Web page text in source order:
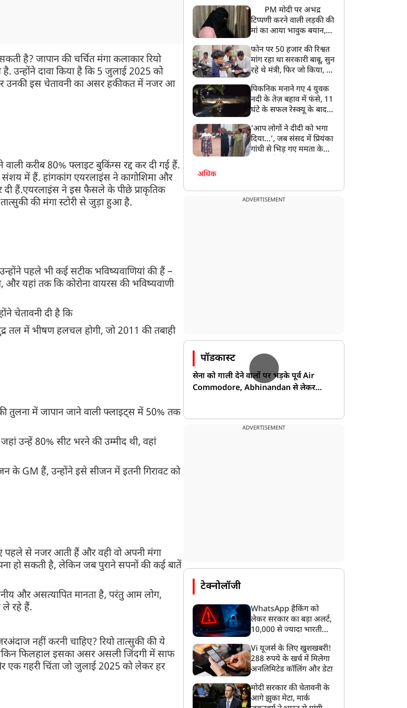
है? जापान की चर्चित मंगा कलाकार रियो
उन्होंने दावा किया है कि 5 जुलाई 2025 को
इस चेतावनी का असर हकीकत में नजर आ
करीब 80% फ्लाइट बुकिंग्स रद्द कर दी गई हैं.
में हैं. हांगकांग एयरलाइंस ने कागोशिमा और
हैं.एयरलाइंस ने इस फैसले के पीछे प्राकृतिक
की मंगा स्टोरी से जुड़ा हुआ है.
उन्होंने पहले भी कई सटीक भविष्यवाणियां की हैं –
और यहां तक कि कोरोना वायरस की भविष्यवाणी
चेतावनी दी है कि
तल में भीषण हलचल होगी, जो 2011 की तबाही
तुलना में जापान जाने वाली फ्लाइट्स में 50% तक
उन्हें 80% सीट भरने की उम्मीद थी, वहां
के GM हैं, उन्होंने इसे सीजन में इतनी गिरावट को
पहले से नजर आती हैं और वही वो अपनी मंगा
हो सकती है, लेकिन जब पुराने सपनों की कई बातें
और असत्यापित मानता है, परंतु आम लोग,
ले रहे हैं.
नहीं करनी चाहिए? रियो तात्सुकी की ये
लेकिन फिलहाल इसका असर असली जिंदगी में साफ
एक गहरी चिंता जो जुलाई 2025 को लेकर हर
PM मोदी पर अभद्र
टिप्पणी करने वाली लड़की की
मां का आया भावुक बयान,
बेटी को गोद लें प्रधानमंत्री
फोन पर 50 हजार की रिश्वत
मांग रहा था सरकारी बाबू, सुन
रहे थे मंत्री, फिर जो किया, वो
पिकनिक मनाने गए 4 युवक
नदी के तेज़ बहाव में फंसे, 11
घंटे के सफल रेस्क्यू के बाद
‘आप लोगों ने दीदी को भगा
दिया…’, जब संसद में प्रियंका
गांधी से भिड़ गए ममता के
अधिक
ADVERTISEMENT
पॉडकास्ट
सेना को गाली देने वालों पर भड़के पूर्व Air
Commodore, Abhinandan से लेकर
ADVERTISEMENT
टेक्नोलॉजी
WhatsApp हैकिंग को
लेकर सरकार का बड़ा अलर्ट,
10,000 से ज्यादा भारतीयों
गया
Vi यूजर्स के लिए खुशखबरी!
288 रुपये के खर्च में मिलेगा
अनलिमिटेड कॉलिंग और डेटा
मोदी सरकार की चेतावनी के
आगे झुका मेटा, मार्क